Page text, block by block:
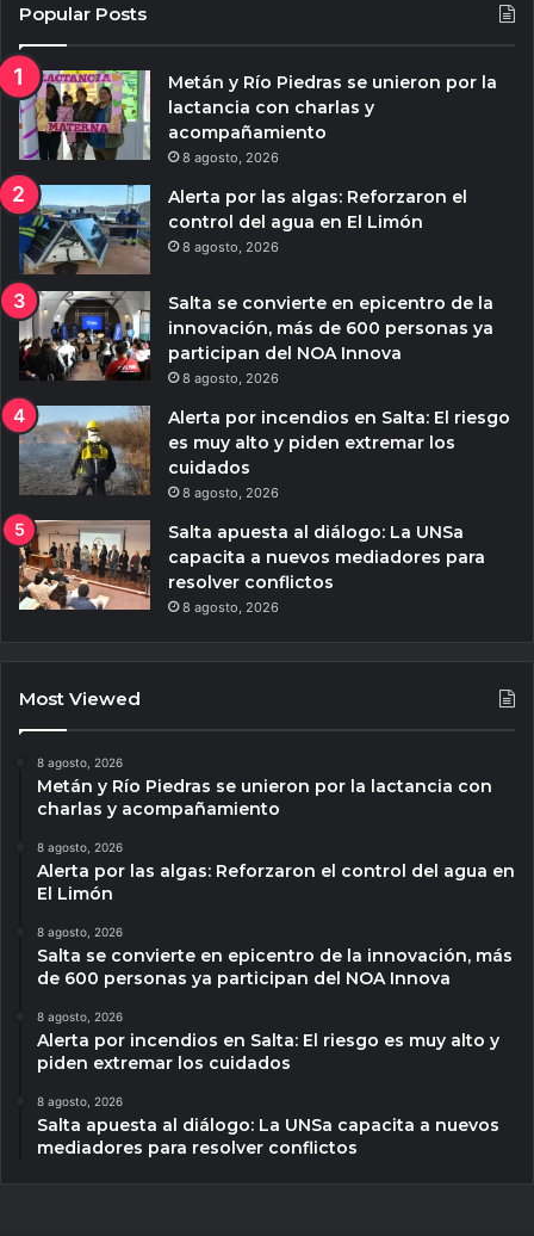
Popular Posts
Metán y Río Piedras se unieron por la
lactancia con charlas y
acompañamiento
8 agosto, 2026
Alerta por las algas: Reforzaron el
control del agua en El Limón
8 agosto, 2026
Salta se convierte en epicentro de la
innovación, más de 600 personas ya
participan del NOA Innova
8 agosto, 2026
Alerta por incendios en Salta: El riesgo
es muy alto y piden extremar los
cuidados
8 agosto, 2026
Salta apuesta al diálogo: La UNSa
capacita a nuevos mediadores para
resolver conflictos
8 agosto, 2026
Most Viewed
8 agosto, 2026
Metán y Río Piedras se unieron por la lactancia con
charlas y acompañamiento
8 agosto, 2026
Alerta por las algas: Reforzaron el control del agua en
El Limón
8 agosto, 2026
Salta se convierte en epicentro de la innovación, más
de 600 personas ya participan del NOA Innova
8 agosto, 2026
Alerta por incendios en Salta: El riesgo es muy alto y
piden extremar los cuidados
8 agosto, 2026
Salta apuesta al diálogo: La UNSa capacita a nuevos
mediadores para resolver conflictos